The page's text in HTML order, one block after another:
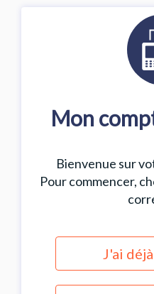
Mon
Bienvenue sur
Pour commencer,
J'ai